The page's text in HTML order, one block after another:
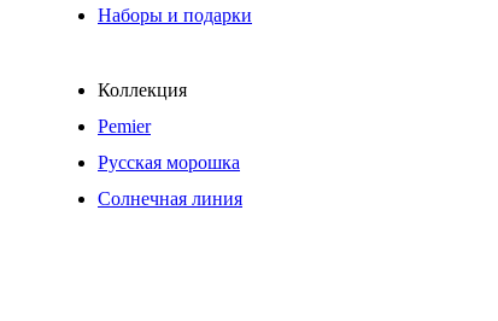
Наборы и подарки
Коллекция
Pemier
Русская морошка
Солнечная линия